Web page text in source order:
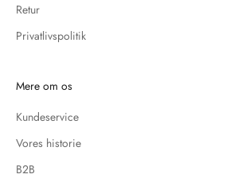
Retur
Privatlivspolitik
Mere om os
Kundeservice
Vores historie
B2B